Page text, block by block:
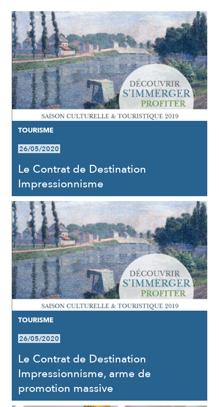
RÉSULTATS
TOURISME
26/05/2020
Le Contrat de Destination
Impressionnisme
TOURISME
26/05/2020
Le Contrat de Destination
Impressionnisme, arme de
promotion massive